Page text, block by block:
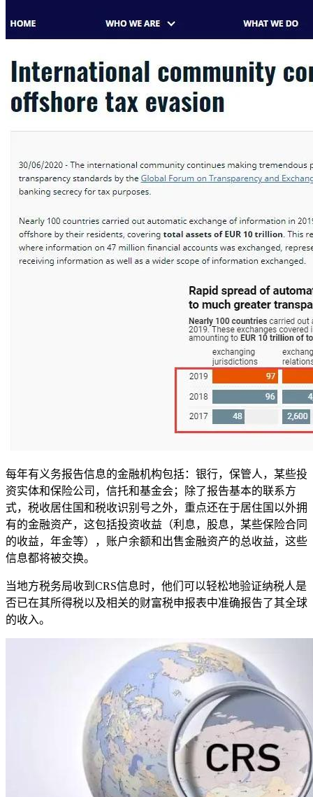
每年有义务报告信息的金融机构包括：银行，保管人，某些投
资实体和保险公司，信托和基金会；除了报告基本的联系方
式，税收居住国和税收识别号之外，重点还在于居住国以外拥
有的金融资产，这包括投资收益（利息，股息，某些保险合同
的收益，年金等），账户余额和出售金融资产的总收益，这些
信息都将被交换。
当地方税务局收到CRS信息时，他们可以轻松地验证纳税人是
否已在其所得税以及相关的财富税申报表中准确报告了其全球
的收入。